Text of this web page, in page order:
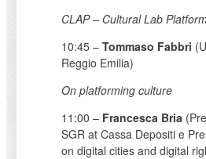
CLAP – Cultural Lab
10:45 –Tommaso Fabbri
Reggio Emilia)
On platforming culture
11:00 – Francesca Bria
SGR at Cassa Depositi e
on digital cities and digital